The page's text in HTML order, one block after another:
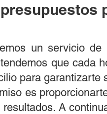
un servicio
que cada
para garantizarte
es
A